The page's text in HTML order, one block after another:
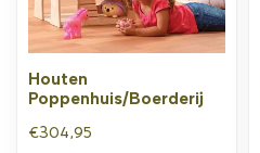
Houten
Poppenhuis/Boerderij
€304,95